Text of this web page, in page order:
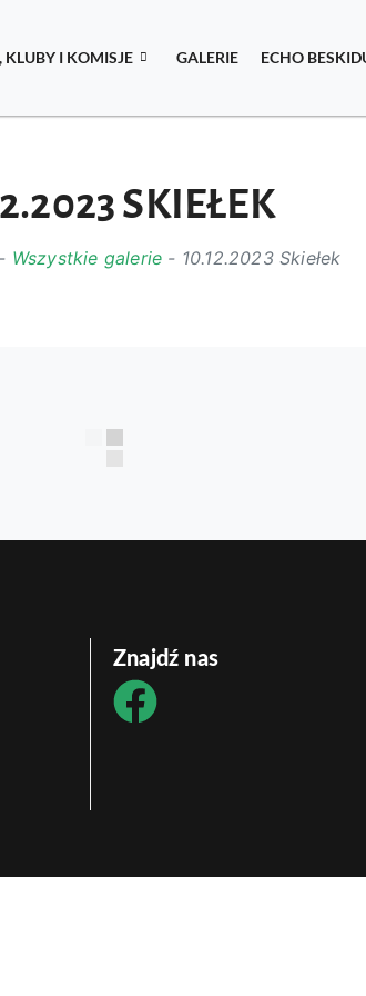
KLUBY I KOMISJE GALERIE ECHO
SKIEŁEK
- Wszystkie galerie - 10.12.2023 Skiełek
Znajdź nas